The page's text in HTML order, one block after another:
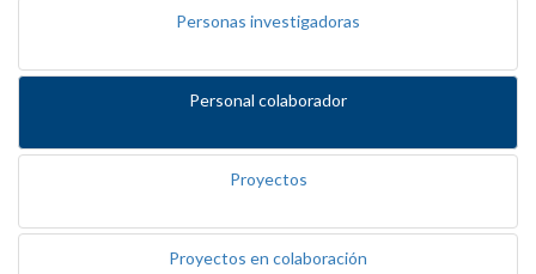
Personas investigadoras
Personal colaborador
Proyectos
Proyectos en colaboración